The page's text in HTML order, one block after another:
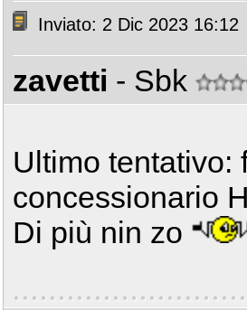
Inviato: 2 Dic 2023 16:12
zavetti - Sbk
Ultimo tentativo:
concessionario
Di più nin zo